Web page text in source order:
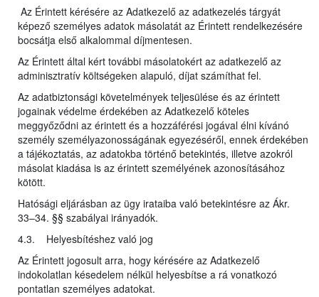
Az Érintett kérésére az Adatkezelő az adatkezelés tárgyát
képező személyes adatok másolatát az Érintett rendelkezésére
bocsátja első alkalommal díjmentesen.
Az Érintett által kért további másolatokért az adatkezelő az
adminisztratív költségeken alapuló, díjat számíthat fel.
Az adatbiztonsági követelmények teljesülése és az érintett
jogainak védelme érdekében az Adatkezelő köteles
meggyőződni az érintett és a hozzáférési jogával élni kívánó
személy személyazonosságának egyezéséről, ennek érdekében
a tájékoztatás, az adatokba történő betekintés, illetve azokról
másolat kiadása is az érintett személyének azonosításához
kötött.
Hatósági eljárásban az ügy irataiba való betekintésre az Ákr.
33–34. §§ szabályai irányadók.
4.3. Helyesbítéshez való jog
Az Érintett jogosult arra, hogy kérésére az Adatkezelő
indokolatlan késedelem nélkül helyesbítse a rá vonatkozó
pontatlan személyes adatokat.